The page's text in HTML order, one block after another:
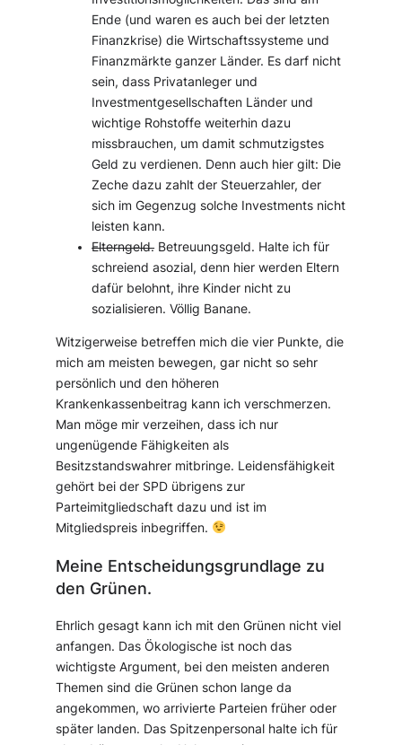
Ende (und waren es auch bei der letzten
Finanzkrise) die Wirtschaftssysteme und
Finanzmärkte ganzer Länder. Es darf nicht
sein, dass Privatanleger und
Investmentgesellschaften Länder und
wichtige Rohstoffe weiterhin dazu
missbrauchen, um damit schmutzigstes
Geld zu verdienen. Denn auch hier gilt: Die
Zeche dazu zahlt der Steuerzahler, der
sich im Gegenzug solche Investments nicht
leisten kann.
Elterngeld. Betreuungsgeld. Halte ich für
schreiend asozial, denn hier werden Eltern
dafür belohnt, ihre Kinder nicht zu
sozialisieren. Völlig Banane.
Witzigerweise betreffen mich die vier Punkte, die
mich am meisten bewegen, gar nicht so sehr
persönlich und den höheren
Krankenkassenbeitrag kann ich verschmerzen.
Man möge mir verzeihen, dass ich nur
ungenügende Fähigkeiten als
Besitzstandswahrer mitbringe. Leidensfähigkeit
gehört bei der SPD übrigens zur
Parteimitgliedschaft dazu und ist im
Mitgliedspreis inbegriffen.
Meine Entscheidungsgrundlage zu
den Grünen.
Ehrlich gesagt kann ich mit den Grünen nicht viel
anfangen. Das Ökologische ist noch das
wichtigste Argument, bei den meisten anderen
Themen sind die Grünen schon lange da
angekommen, wo arrivierte Parteien früher oder
später landen. Das Spitzenpersonal halte ich für